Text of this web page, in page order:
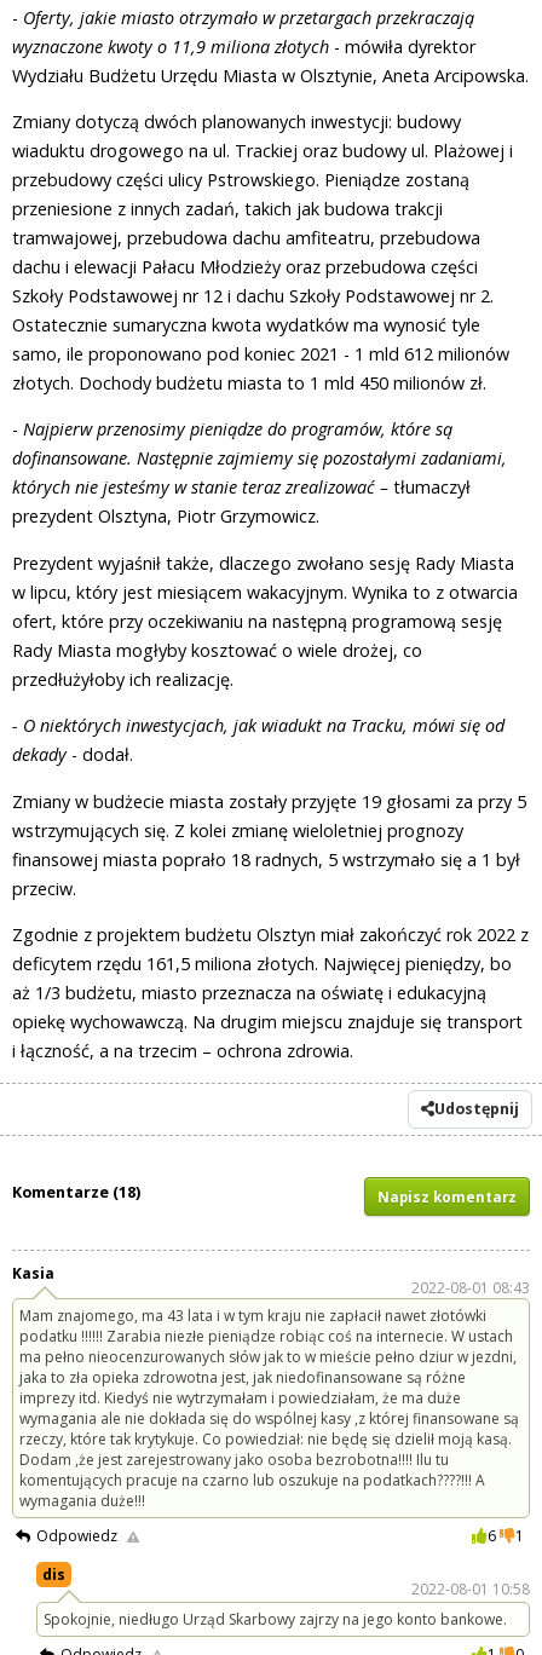
- Oferty, jakie miasto otrzymało w przetargach przekraczają
wyznaczone kwoty o 11,9 miliona złotych - mówiła dyrektor
Wydziału Budżetu Urzędu Miasta w Olsztynie, Aneta Arcipowska.
Zmiany dotyczą dwóch planowanych inwestycji: budowy
wiaduktu drogowego na ul. Trackiej oraz budowy ul. Plażowej i
przebudowy części ulicy Pstrowskiego. Pieniądze zostaną
przeniesione z innych zadań, takich jak budowa trakcji
tramwajowej, przebudowa dachu amfiteatru, przebudowa
dachu i elewacji Pałacu Młodzieży oraz przebudowa części
Szkoły Podstawowej nr 12 i dachu Szkoły Podstawowej nr 2.
Ostatecznie sumaryczna kwota wydatków ma wynosić tyle
samo, ile proponowano pod koniec 2021 - 1 mld 612 milionów
złotych. Dochody budżetu miasta to 1 mld 450 milionów zł.
- Najpierw przenosimy pieniądze do programów, które są
dofinansowane. Następnie zajmiemy się pozostałymi zadaniami,
których nie jesteśmy w stanie teraz zrealizować – tłumaczył
prezydent Olsztyna, Piotr Grzymowicz.
Prezydent wyjaśnił także, dlaczego zwołano sesję Rady Miasta
w lipcu, który jest miesiącem wakacyjnym. Wynika to z otwarcia
ofert, które przy oczekiwaniu na następną programową sesję
Rady Miasta mogłyby kosztować o wiele drożej, co
przedłużyłoby ich realizację.
- O niektórych inwestycjach, jak wiadukt na Tracku, mówi się od
dekady- dodał.
Zmiany w budżecie miasta zostały przyjęte 19 głosami za przy 5
wstrzymujących się. Z kolei zmianę wieloletniej prognozy
finansowej miasta poprało 18 radnych, 5 wstrzymało się a 1 był
przeciw.
Zgodnie z projektem budżetu Olsztyn miał zakończyć rok 2022 z
deficytem rzędu 161,5 miliona złotych. Najwięcej pieniędzy, bo
aż 1/3 budżetu, miasto przeznacza na oświatę i edukacyjną
opiekę wychowawczą. Na drugim miejscu znajduje się transport
i łączność, a na trzecim – ochrona zdrowia.
Udostępnij
Komentarze (18) Napisz komentarz
Kasia
2022-08-01 08:43
Mam znajomego, ma 43 lata i w tym kraju nie zapłacił nawet złotówki
podatku !!!!!! Zarabia niezłe pieniądze robiąc coś na internecie. W ustach
ma pełno nieocenzurowanych słów jak to w mieście pełno dziur w jezdni,
jaka to zła opieka zdrowotna jest, jak niedofinansowane są różne
imprezy itd. Kiedyś nie wytrzymałam i powiedziałam, że ma duże
wymagania ale nie dokłada się do wspólnej kasy ,z której finansowane są
rzeczy, które tak krytykuje. Co powiedział: nie będę się dzielił moją kasą.
Dodam ,że jest zarejestrowany jako osoba bezrobotna!!!! Ilu tu
komentujących pracuje na czarno lub oszukuje na podatkach????!!! A
wymagania duże!!!
Odpowiedz
6
1
dis
2022-08-01 10:58
Spokojnie, niedługo Urząd Skarbowy zajrzy na jego konto bankowe.